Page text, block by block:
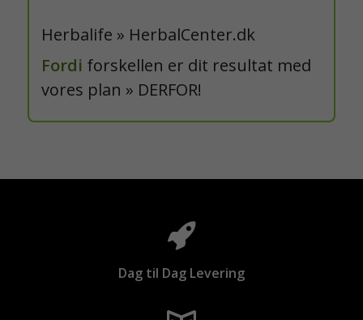
Herbalife » HerbalCenter.dk
Fordi forskellen er dit resultat med
vores plan » DERFOR!
Dag til Dag Levering